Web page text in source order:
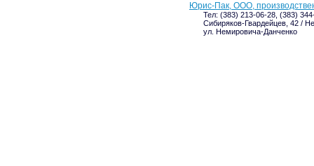
Юрис-Пак, ООО,
Тел: (383) 213-06-28, (383)
Сибиряков-Гвардейцев, 42 /
ул. Немировича-Данченко